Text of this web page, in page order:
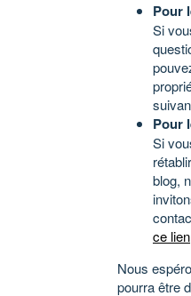
Pour
Si
Pour
Si
blog,
ce lien
Nous
pourra être